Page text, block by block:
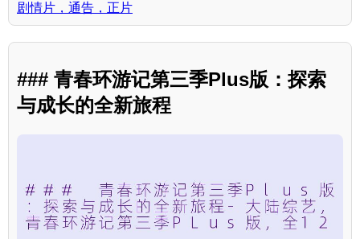
剧情片，通告，正片
### 青春环游记第三季Plus版：探索
与成长的全新旅程